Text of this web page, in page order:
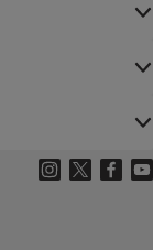
Instagram
(s'obre en
X (s'obre